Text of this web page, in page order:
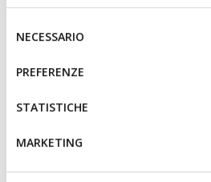
base dei tuoi gusti ed interessi.
IMPOSTAZIONI potrai anche
altri strumenti di tracciamento
informazioni o per modificare in
tue impostazioni, visita la nostra
del
consenso
NECESSARIO
PREFERENZE
STATISTICHE
MARKETING
Materials
You may also like